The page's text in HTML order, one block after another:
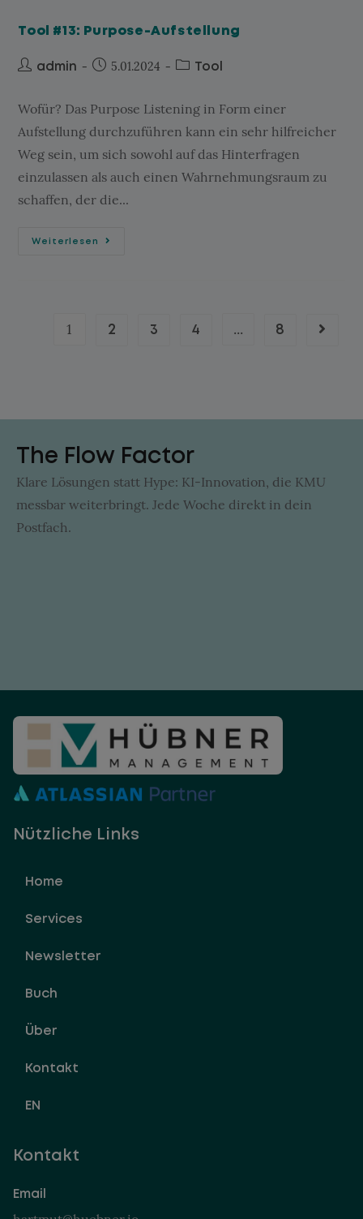
Tool #13: Purpose-Aufstellung
admin 5.01.2024 Tool
Wofür? Das Purpose Listening in Form einer
Aufstellung durchzuführen kann ein sehr hilfreicher
Weg sein, um sich sowohl auf das Hinterfragen
einzulassen als auch einen Wahrnehmungsraum zu
schaffen, der die...
Weiterlesen
1 2 3 4 ... 8
The Flow Factor
Klare Lösungen statt Hype: KI-Innovation, die KMU
messbar weiterbringt. Jede Woche direkt in dein
Postfach.
Nützliche Links
Home
Services
Newsletter
Buch
Über
Kontakt
EN
Kontakt
Email